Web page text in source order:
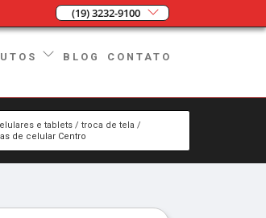
(19) 3232-9100
BLOG CONTATO
e tablets
troca de tela
de celular Centro